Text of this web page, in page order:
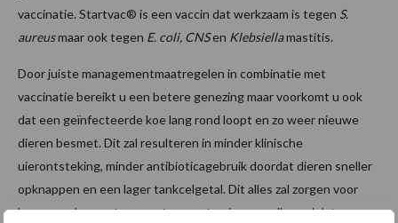
vaccinatie. Startvac® is een vaccin dat werkzaam is tegen S.
aureusmaar ook tegen E. coli, CNSen Klebsiellamastitis.
Door juiste managementmaatregelen in combinatie met
vaccinatie bereikt u een betere genezing maar voorkomt u ook
dat een geïnfecteerde koe lang rond loopt en zo weer nieuwe
dieren besmet. Dit zal resulteren in minder klinische
uierontsteking, minder antibioticagebruik doordat dieren sneller
opknappen en een lager tankcelgetal. Dit alles zal zorgen voor
hogere opbrengsten, want we weten immers allemaal dat een